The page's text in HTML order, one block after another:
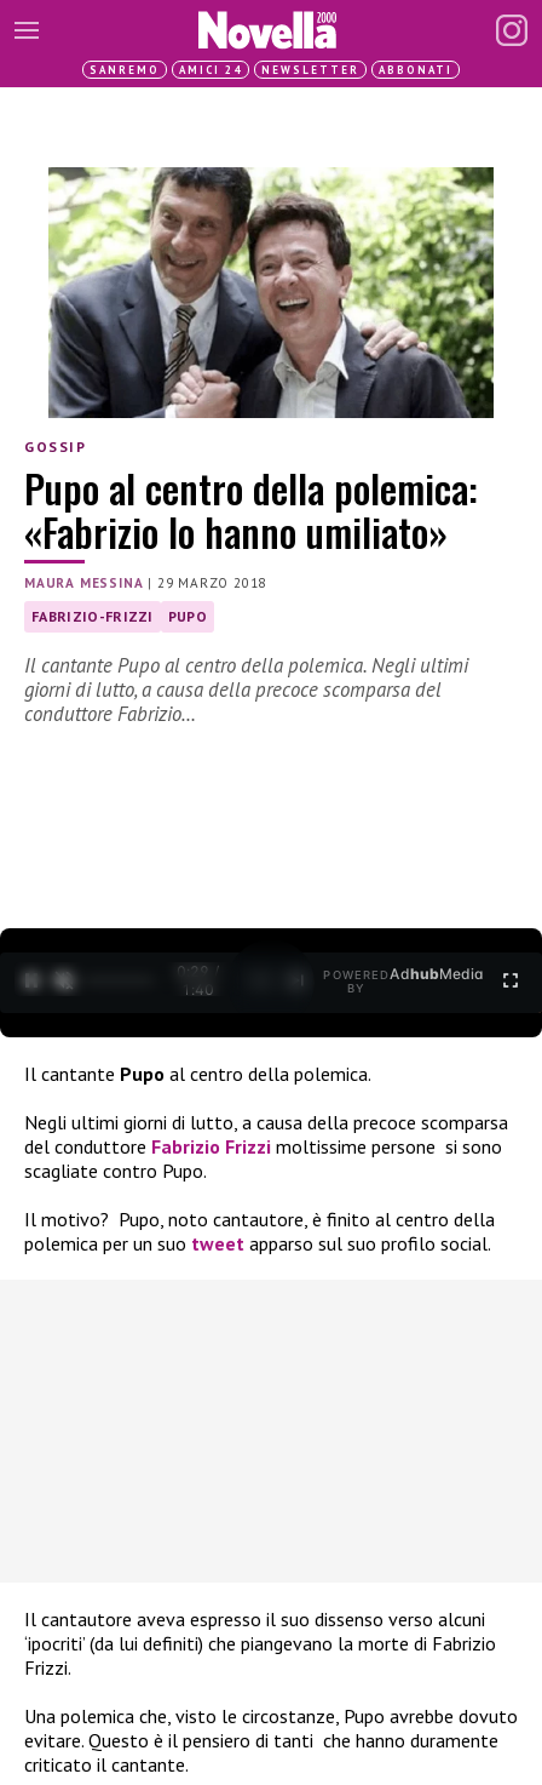
SANREMO AMICI 24 NEWSLETTER ABBONATI
GOSSIP
Pupo al centro della polemica:
«Fabrizio lo hanno umiliato»
MAURA MESSINA | 29 MARZO 2018
FABRIZIO-FRIZZI PUPO
Il cantante Pupo al centro della polemica. Negli ultimi
giorni di lutto, a causa della precoce scomparsa del
conduttore Fabrizio…
0:30 /
1:40
POWERED
BY
AdhubMedia
Il cantante Pupo al centro della polemica.
Negli ultimi giorni di lutto, a causa della precoce scomparsa
del conduttore Fabrizio Frizzi moltissime persone si sono
scagliate contro Pupo.
Il motivo? Pupo, noto cantautore, è finito al centro della
polemica per un suo tweet apparso sul suo profilo social.
Il cantautore aveva espresso il suo dissenso verso alcuni
‘ipocriti’ (da lui definiti) che piangevano la morte di Fabrizio
Frizzi.
Una polemica che, visto le circostanze, Pupo avrebbe dovuto
evitare. Questo è il pensiero di tanti che hanno duramente
criticato il cantante.